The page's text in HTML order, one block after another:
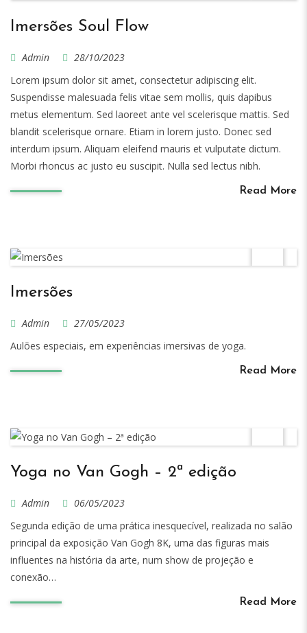
Imersões Soul Flow
Admin
28/10/2023
Lorem ipsum dolor sit amet, consectetur adipiscing elit.
Suspendisse malesuada felis vitae sem mollis, quis dapibus
metus elementum. Sed laoreet ante vel scelerisque mattis. Sed
blandit scelerisque ornare. Etiam in lorem justo. Donec sed
interdum ipsum. Aliquam eleifend mauris et vulputate dictum.
Morbi rhoncus ac justo eu suscipit. Nulla sed lectus nibh.
Read More
Imersões
Admin
27/05/2023
Aulões especiais, em experiências imersivas de yoga.
Read More
Yoga no Van Gogh – 2ª edição
Admin
06/05/2023
Segunda edição de uma prática inesquecível, realizada no salão
principal da exposição Van Gogh 8K, uma das figuras mais
influentes na história da arte, num show de projeção e
conexão…
Read More